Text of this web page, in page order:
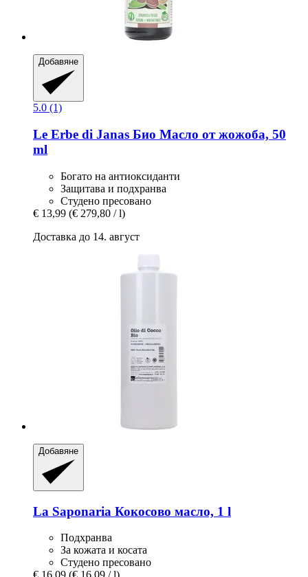
Добавяне
5.0 (1)
Le Erbe di Janas Био Масло от жожоба, 50
ml
Богато на антиоксиданти
Защитава и подхранва
Студено пресовано
€ 13,99 (€ 279,80 / l)
Доставка до 14. август
Добавяне
La Saponaria Кокосово масло, 1 l
Подхранва
За кожата и косата
Студено пресовано